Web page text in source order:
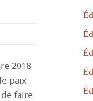
2018
paix
faire